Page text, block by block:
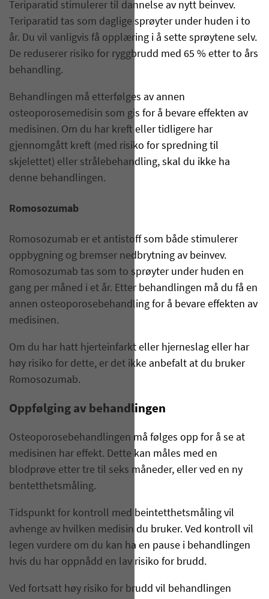
Teriparatid stimulerer til dannelse av nytt beinvev.
Teriparatid tas som daglige sprøyter under huden i to
år. Du vil vanligvis få opplæring i å sette sprøytene selv.
De reduserer risiko for ryggbrudd med 65 % etter to års
behandling.
Behandlingen må etterfølges av annen
osteoporosemedisin som gis for å bevare effekten av
medisinen. Om du har kreft eller tidligere har
gjennomgått kreft (med risiko for spredning til
skjelettet) eller strålebehandling, skal du ikke ha
denne behandlingen.
Romosozumab
Romosozumab er et antistoff som både stimulerer
oppbygning og bremser nedbrytning av beinvev.
Romosozumab tas som to sprøyter under huden en
gang per måned i et år. Etter behandlingen må du få en
annen osteoporosebehandling for å bevare effekten av
medisinen.
Om du har hatt hjerteinfarkt eller hjerneslag eller har
høy risiko for dette, er det ikke anbefalt at du bruker
Romosozumab.
Oppfølging av behandlingen
Osteoporosebehandlingen må følges opp for å se at
medisinen har effekt. Dette kan måles med en
blodprøve etter tre til seks måneder, eller ved en ny
bentetthetsmåling.
Tidspunkt for kontroll med beintetthetsmåling vil
avhenge av hvilken medisin du bruker. Ved kontroll vil
legen vurdere om du kan ha en pause i behandlingen
hvis du har oppnådd en lav risiko for brudd.
Ved fortsatt høy risiko for brudd vil behandlingen